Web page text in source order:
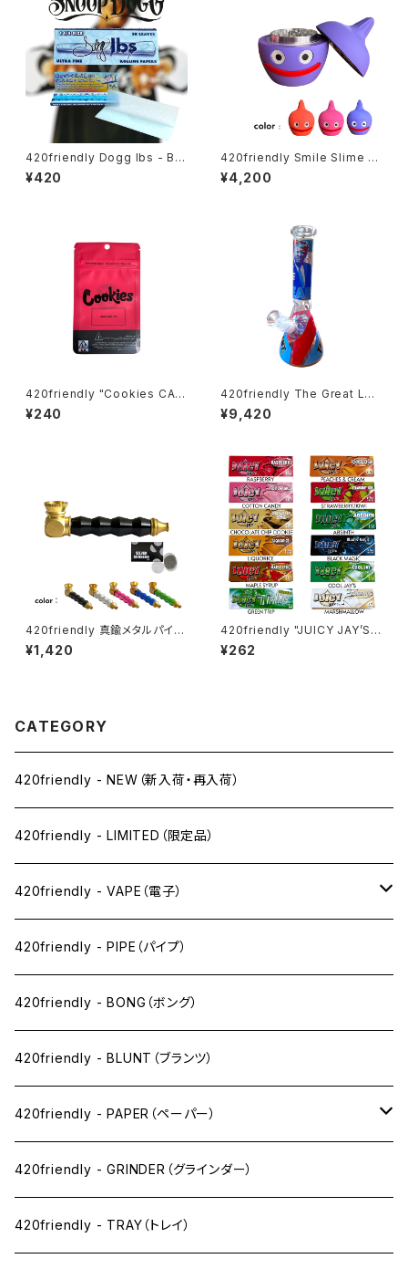
420friendly Dogg lbs - Blu
e Paisley Rolling Papers /
1¼サイズ・50枚入
¥420
420friendly Smile Slime H
erb Grinder (4層構造）グライ
ンダー
¥4,200
420friendly "Cookies CA
Mylar Bag – RED / 7g" クッキ
ー マイラーバッグ（レッド）10×1
¥240
420friendly The Great Lea
der Beaker Bong - ガラスボ
ング（26cm）
¥9,420
420friendly 真鍮メタルパイプ
(スクリーン付き）
¥1,420
420friendly "JUICY JAY’S"
フレーバーペーパー（1¼サイズ
／ 32枚入り）
¥262
CATEGORY
420friendly - NEW（新入荷・再入荷）
420friendly - LIMITED（限定品）
420friendly - VAPE（電子）
ペン下
ニコパフ系
ドライ系
ワックス系
420friendly - PIPE（パイプ）
420friendly - BONG（ボング）
420friendly - BLUNT（ブランツ）
420friendly - PAPER（ペーパー）
SW(シングルワイド）サイズ
1 1/4サイズ
420friendly - GRINDER（グラインダー）
420friendly - TRAY（トレイ）